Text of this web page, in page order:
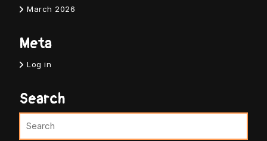
March 2026
Meta
Log in
Search